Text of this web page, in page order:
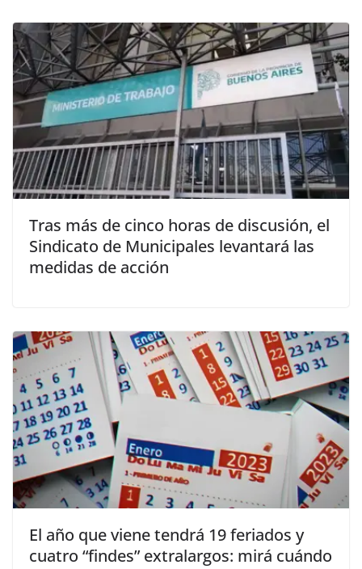
Tras más de cinco horas de discusión, el
Sindicato de Municipales levantará las
medidas de acción
El año que viene tendrá 19 feriados y
cuatro “findes” extralargos: mirá cuándo